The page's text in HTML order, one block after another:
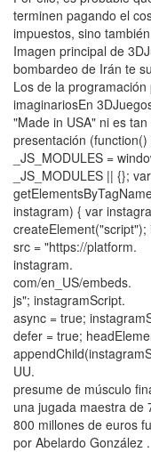
terminen pagando el
impuestos, sino
Imagen principal de
bombardeo de Irán te
Los de la
imaginariosEn
"Made in USA" ni es
presentación (function()
_JS_MODULES =
_JS_MODULES || {};
instagram) { var
createElement("script");
src = "https://platform.
instagram.
com/en_US/embeds.
js"; instagramScript.
async = true;
defer = true;
UU.
presume de músculo
una jugada maestra de
800 millones de euros
por Abelardo González .